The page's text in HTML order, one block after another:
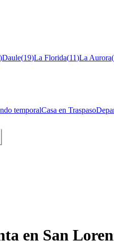
)Daule(19)La Florida(11)La Aurora(
temporalCasa en Traspaso
en San